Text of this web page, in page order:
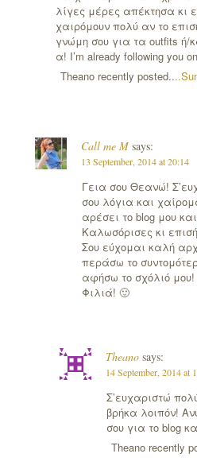
λίγες μέρες απέκτησα κι
χαιρόμουν πολύ αν το
γνώμη σου για τα outfits ή/
α! I’m already following you
Theano recently posted..
Call me M says:
13 September, 2014 at 20:14
Γεια σου Θεανώ!
σου λόγια και
αρέσει το blog μου
Καλωσόρισες κι
Σου εύχομαι καλή
περάσω το
αφήσω το σχόλιό
Φιλιά! 🙂
Theano says:
14 September, 2014 at
Σ’ευχαριστώ
βρήκα λοιπόν!
σου για το blog
Theano recently